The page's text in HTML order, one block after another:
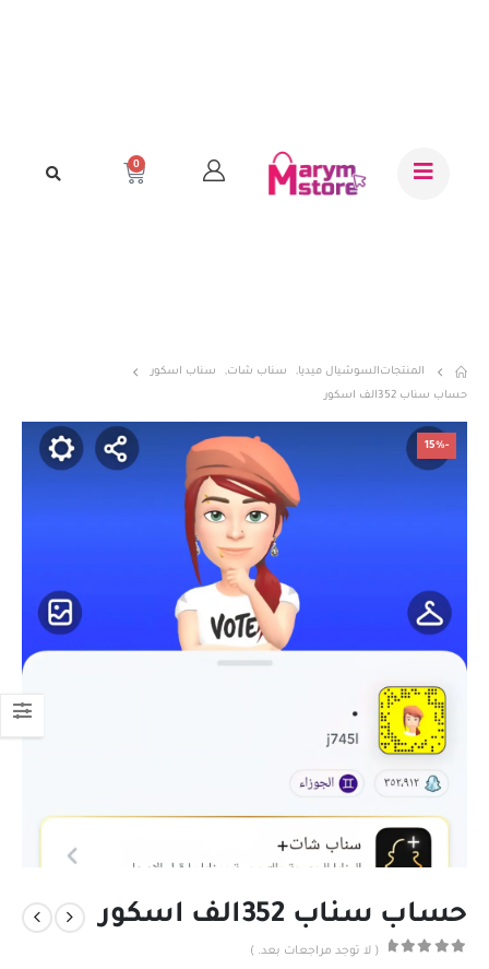
0
المنتجاتالسوشيال ميديا, سناب شات,
سناب اسكور
حساب سناب 352الف اسكور
-15%
حساب سناب 352الف اسكور
( لا توجد مراجعات بعد. )